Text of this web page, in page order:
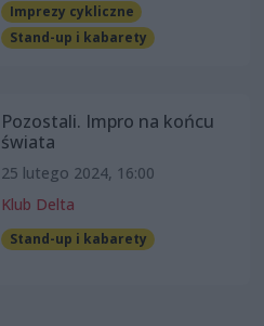
Imprezy cykliczne
Stand-up i kabarety
Pozostali. Impro na końcu
świata
25 lutego 2024, 16:00
Klub Delta
Stand-up i kabarety